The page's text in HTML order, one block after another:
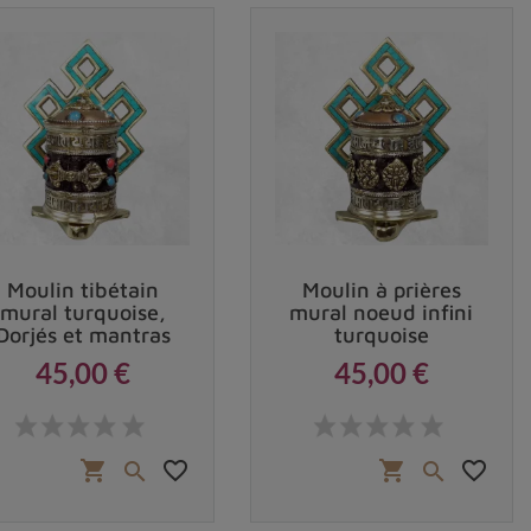
moulin classique
Moulin tibétain
mural turquoise,
et mantras
45,00 €
shopping_cart  favorite_border
Moulin à prières
mural noeud infini
turquoise
45,00 €
shopping_cart  favorite_border